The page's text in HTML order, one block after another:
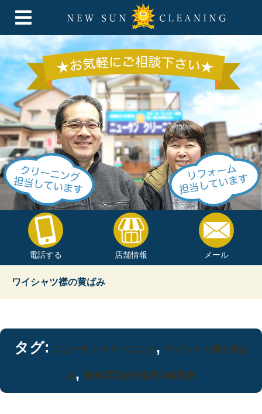
電話する 店舗情報 メール
ワイシャツ襟の黄ばみ
タグ: ニューサンクリーニング, ワイシャツ襟の黄ば
み, 長崎県西彼杵郡長与町岡郷